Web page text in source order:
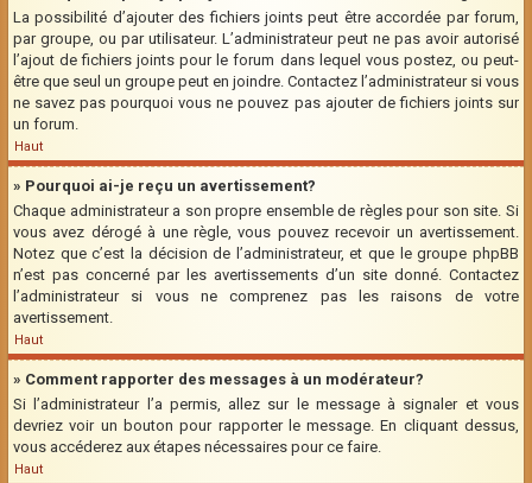
La possibilité d’ajouter des fichiers joints peut être accordée par forum,
par groupe, ou par utilisateur. L’administrateur peut ne pas avoir autorisé
l’ajout de fichiers joints pour le forum dans lequel vous postez, ou peut-
être que seul un groupe peut en joindre. Contactez l’administrateur si vous
ne savez pas pourquoi vous ne pouvez pas ajouter de fichiers joints sur
un forum.
Haut
» Pourquoi ai-je reçu un avertissement?
Chaque administrateur a son propre ensemble de règles pour son site. Si
vous avez dérogé à une règle, vous pouvez recevoir un avertissement.
Notez que c’est la décision de l’administrateur, et que le groupe phpBB
n’est pas concerné par les avertissements d’un site donné. Contactez
l’administrateur si vous ne comprenez pas les raisons de votre
avertissement.
Haut
» Comment rapporter des messages à un modérateur?
Si l’administrateur l’a permis, allez sur le message à signaler et vous
devriez voir un bouton pour rapporter le message. En cliquant dessus,
vous accéderez aux étapes nécessaires pour ce faire.
Haut